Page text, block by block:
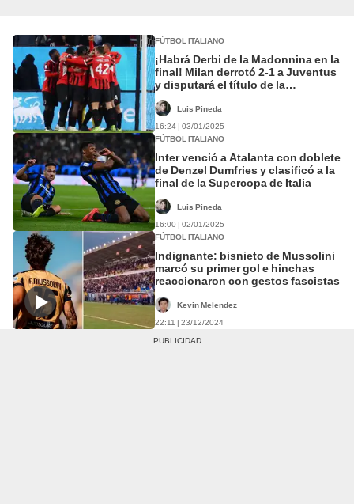
FÚTBOL ITALIANO
¡Habrá Derbi de la Madonnina en la
final! Milan derrotó 2-1 a Juventus
y disputará el título de la
Luis Pineda
16:24 | 03/01/2025
FÚTBOL ITALIANO
Inter venció a Atalanta con doblete
de Denzel Dumfries y clasificó a la
final de la Supercopa de Italia
Luis Pineda
16:00 | 02/01/2025
FÚTBOL ITALIANO
Indignante: bisnieto de Mussolini
marcó su primer gol e hinchas
reaccionaron con gestos fascistas
Kevin Melendez
22:11 | 23/12/2024